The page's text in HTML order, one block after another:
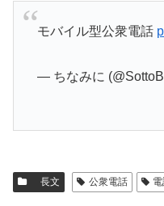
モバイル型公衆電話
— ちなみに
長文 公衆電話